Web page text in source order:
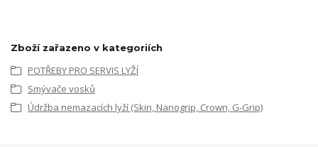
Zboží zařazeno v kategoriích
POTŘEBY PRO SERVIS LYŽÍ
Smývače vosků
Údržba nemazacích lyží (Skin, Nanogrip, Crown, G-Grip)